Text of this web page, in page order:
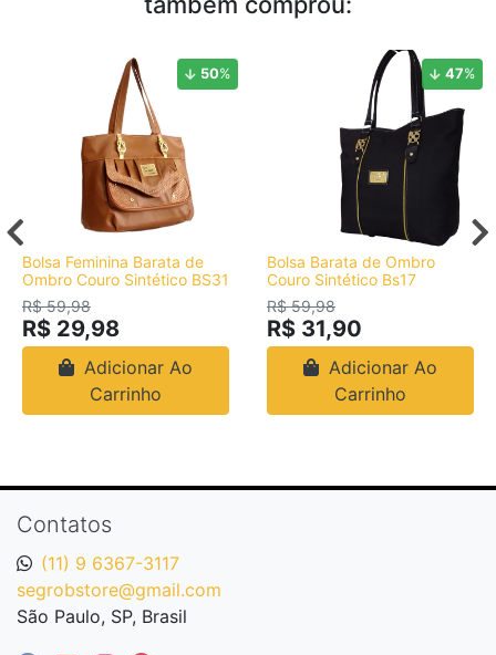
50%
Bolsa Feminina Barata de
Ombro Couro Sintético BS31
R$ 59,98
R$ 29,98
Adicionar Ao
Carrinho
47%
Bolsa Barata de Ombro
Couro Sintético Bs17
R$ 59,98
R$ 31,90
Adicionar Ao
Carrinho
Contatos
(11) 9 6367-3117
segrobstore@gmail.com
São Paulo, SP, Brasil